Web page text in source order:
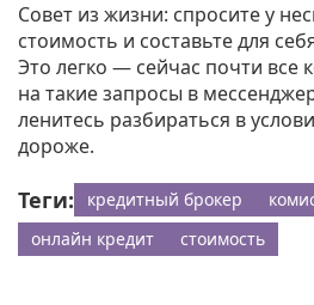
Совет из жизни: спросите у
стоимость и составьте для
Это легко — сейчас почти все
на такие запросы в
ленитесь разбираться в
дороже.
Теги: кредитный брокер
онлайн кредит
стоимость